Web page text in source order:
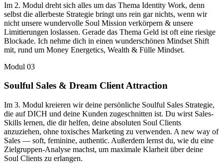
Im 2. Modul dreht sich alles um das Thema Identity Work, denn
selbst die allerbeste Strategie bringt uns rein gar nichts, wenn wir
nicht unsere wundervolle Soul Mission verkörpern & unsere
Limitierungen loslassen. Gerade das Thema Geld ist oft eine riesige
Blockade. Ich nehme dich in einen wunderschönen Mindset Shift
mit, rund um Money Energetics, Wealth & Fülle Mindset.
Modul 03
Soulful Sales & Dream Client Attraction
Im 3. Modul kreieren wir deine persönliche Soulful Sales Strategie,
die auf DICH und deine Kunden zugeschnitten ist. Du wirst Sales-
Skills lernen, die dir helfen, deine absoluten Soul Clients
anzuziehen, ohne toxisches Marketing zu verwenden. A new way of
Sales — soft, feminine, authentic. Außerdem lernst du, wie du eine
Zielgruppen-Analyse machst, um maximale Klarheit über deine
Soul Clients zu erlangen.